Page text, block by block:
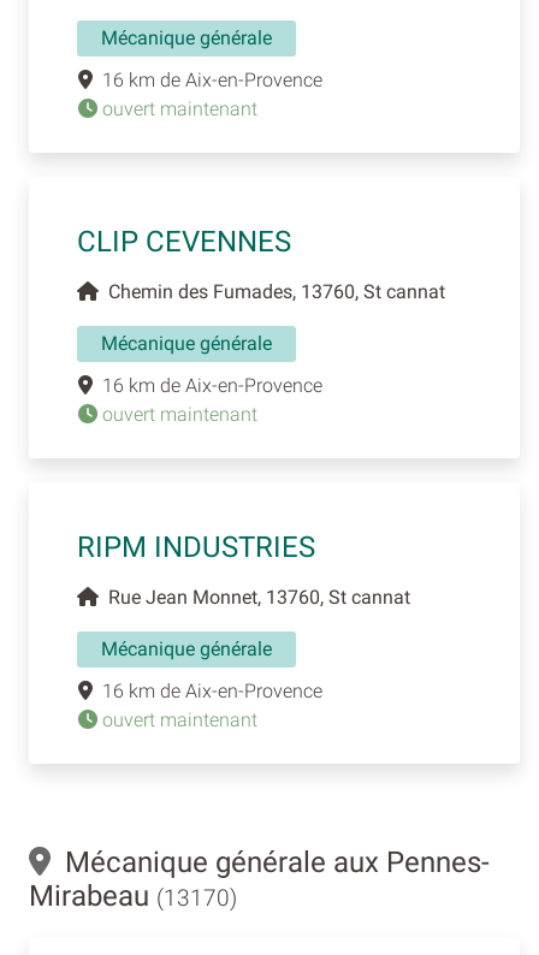
Mécanique générale
16 km de Aix-en-Provence
ouvert maintenant
CLIP CEVENNES
Chemin des Fumades, 13760, St cannat
Mécanique générale
16 km de Aix-en-Provence
ouvert maintenant
RIPM INDUSTRIES
Rue Jean Monnet, 13760, St cannat
Mécanique générale
16 km de Aix-en-Provence
ouvert maintenant
Mécanique générale aux Pennes-
Mirabeau (13170)